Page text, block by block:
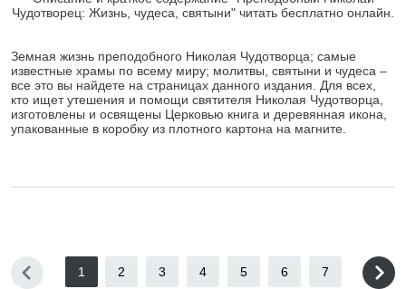
Чудотворец: Жизнь, чудеса, святыни" читать бесплатно онлайн.
Земная жизнь преподобного Николая Чудотворца; самые
известные храмы по всему миру; молитвы, святыни и чудеса –
все это вы найдете на страницах данного издания. Для всех,
кто ищет утешения и помощи святителя Николая Чудотворца,
изготовлены и освящены Церковью книга и деревянная икона,
упакованные в коробку из плотного картона на магните.
1 2 3 4 5 6 7